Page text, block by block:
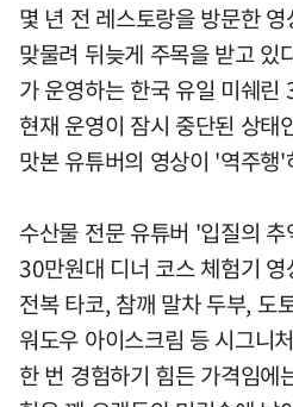
몇 년 전 레스토랑을 방문한
맞물려 뒤늦게 주목을 받고 있
가 운영하는 한국 유일 미쉐
현재 운영이 잠시 중단된 상태
맛본 유튜버의 영상이 '역주행
수산물 전문 유튜버 '입질의
30만원대 디너 코스 체험기
전복 타코, 참깨 말차 두부, 도
워도우 아이스크림 등 시그니
한 번 경험하기 힘든 가격임에